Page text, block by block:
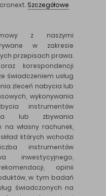
Szczegółowe
z naszymi
w zakresie
przepisach prawa.
korespondencji
świadczeniem usług
zleceń nabycia lub
wykonywania
instrumentów
lub zbywania
własny rachunek,
których wchodzi
instrumentów
inwestycyjnego,
opinii
w tym badań
świadczonych na